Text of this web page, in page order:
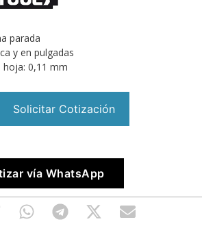
parada
y en pulgadas
hoja: 0,11 mm
Solicitar Cotización
vía WhatsApp